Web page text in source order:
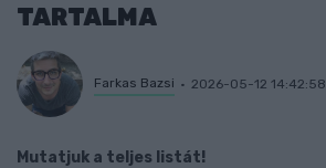
TARTALMA
Farkas Bazsi 2026-05-12 14:42:58
Mutatjuk a teljes listát!